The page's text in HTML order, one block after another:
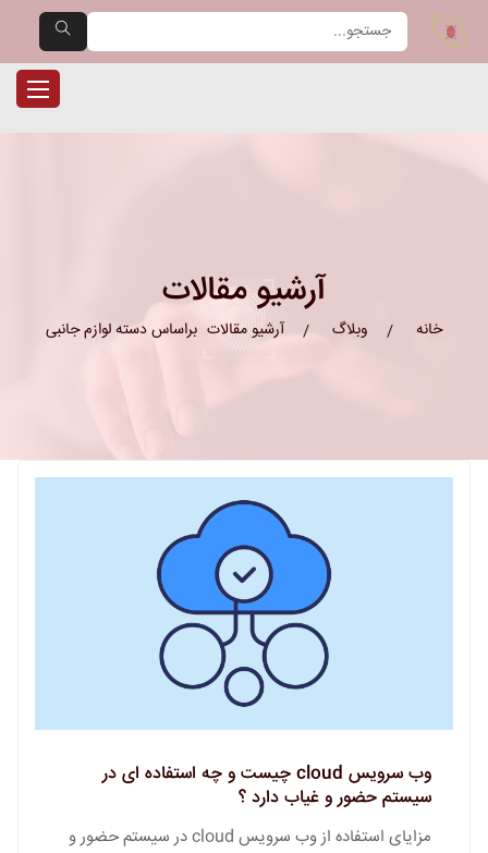
ایران حضور — مرجع تخصصی
ناوبری
آرشیو مقالات
خانه وبلاگ آرشیو مقالات براساس دسته لوازم جانبی
وب سرویس cloud چیست و چه استفاده ای در
سیستم حضور و غیاب دارد ؟
مزایای استفاده از وب سرویس cloud در سیستم حضور و